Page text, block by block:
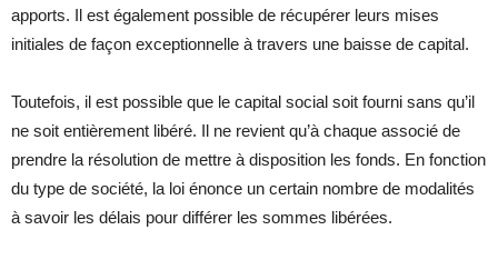
apports. Il est également possible de récupérer leurs mises
initiales de façon exceptionnelle à travers une baisse de capital.
Toutefois, il est possible que le capital social soit fourni sans qu’il
ne soit entièrement libéré. Il ne revient qu’à chaque associé de
prendre la résolution de mettre à disposition les fonds. En fonction
du type de société, la loi énonce un certain nombre de modalités
à savoir les délais pour différer les sommes libérées.